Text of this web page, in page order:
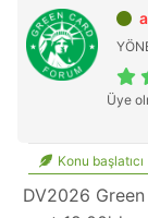
Üye
Konu başlatıcı
DV2026